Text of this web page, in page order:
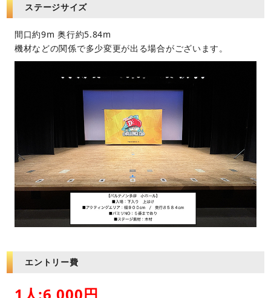
ステージサイズ
間口約9m 奥行約5.84m
機材などの関係で多少変更が出る場合がございます。
エントリー費
1人:6,000円